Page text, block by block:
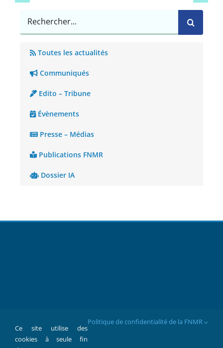
Rechercher
Toutes les actualités
Communiqués
Edito – Tribune
Évènements
Presse – Médias
Publications FNMR
Dossier IA
Ce site utilise des
cookies à seule fin
Politique de confidentialité de la FNMR